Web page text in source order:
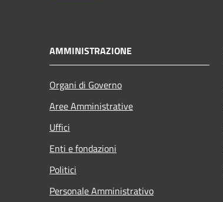
AMMINISTRAZIONE
Organi di Governo
Aree Amministrative
Uffici
Enti e fondazioni
Politici
Personale Amministrativo